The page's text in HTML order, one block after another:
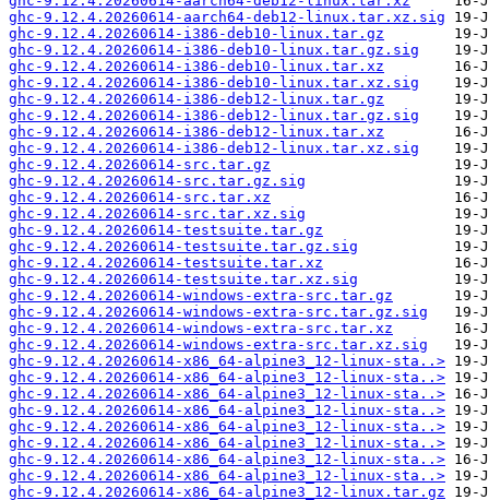
ghc-9.12.4.20260614-aarch64-deb12-linux.tar.xz.sig
ghc-9.12.4.20260614-i386-deb10-linux.tar.gz
ghc-9.12.4.20260614-i386-deb10-linux.tar.gz.sig
ghc-9.12.4.20260614-i386-deb10-linux.tar.xz
ghc-9.12.4.20260614-i386-deb10-linux.tar.xz.sig
ghc-9.12.4.20260614-i386-deb12-linux.tar.gz
ghc-9.12.4.20260614-i386-deb12-linux.tar.gz.sig
ghc-9.12.4.20260614-i386-deb12-linux.tar.xz
ghc-9.12.4.20260614-i386-deb12-linux.tar.xz.sig
ghc-9.12.4.20260614-src.tar.gz
ghc-9.12.4.20260614-src.tar.gz.sig
ghc-9.12.4.20260614-src.tar.xz
ghc-9.12.4.20260614-src.tar.xz.sig
ghc-9.12.4.20260614-testsuite.tar.gz
ghc-9.12.4.20260614-testsuite.tar.gz.sig
ghc-9.12.4.20260614-testsuite.tar.xz
ghc-9.12.4.20260614-testsuite.tar.xz.sig
ghc-9.12.4.20260614-windows-extra-src.tar.gz
ghc-9.12.4.20260614-windows-extra-src.tar.gz.sig
ghc-9.12.4.20260614-windows-extra-src.tar.xz
ghc-9.12.4.20260614-windows-extra-src.tar.xz.sig
ghc-9.12.4.20260614-x86_64-alpine3_12-linux-sta..>
ghc-9.12.4.20260614-x86_64-alpine3_12-linux-sta..>
ghc-9.12.4.20260614-x86_64-alpine3_12-linux-sta..>
ghc-9.12.4.20260614-x86_64-alpine3_12-linux-sta..>
ghc-9.12.4.20260614-x86_64-alpine3_12-linux-sta..>
ghc-9.12.4.20260614-x86_64-alpine3_12-linux-sta..>
ghc-9.12.4.20260614-x86_64-alpine3_12-linux-sta..>
ghc-9.12.4.20260614-x86_64-alpine3_12-linux-sta..>
ghc-9.12.4.20260614-x86_64-alpine3_12-linux.tar.gz